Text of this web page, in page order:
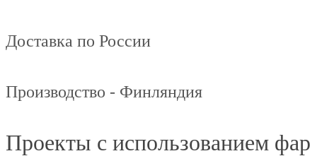
Доставка по России
Производство - Финляндия
Проекты с использованием фар